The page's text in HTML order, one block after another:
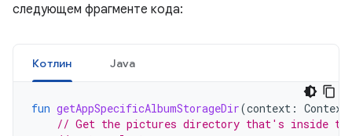
следующем фрагменте кода:
Котлин Java
fun getAppSpecificAlbumStorageDir(context : Context
// Get the pictures directory that's inside